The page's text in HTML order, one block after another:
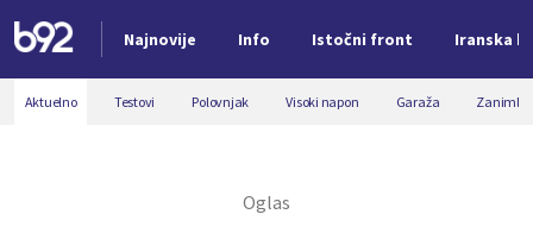
Najnovije Info Istočni front Iranska
Nova vest
Aktuelno Testovi Polovnjak Visoki napon Garaža